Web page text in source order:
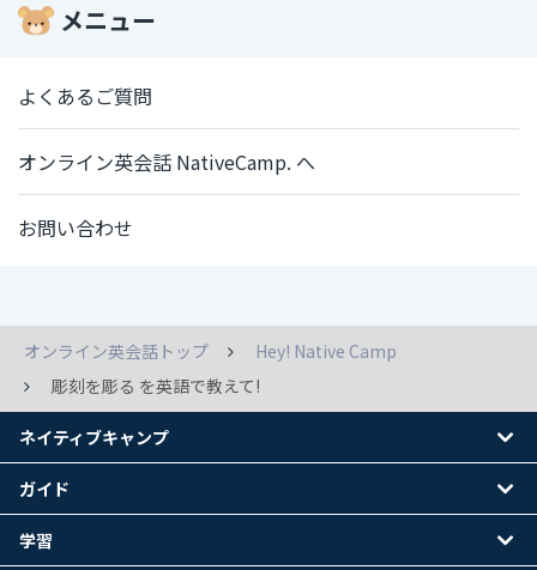
メニュー
よくあるご質問
オンライン英会話 NativeCamp. へ
お問い合わせ
オンライン英会話トップ
Hey! Native Camp
彫刻を彫る を英語で教えて!
ネイティブキャンプ
ガイド
学習